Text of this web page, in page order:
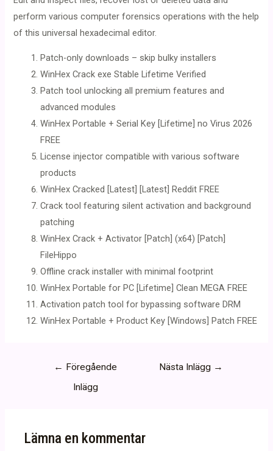
perform various computer forensics operations with the help
of this universal hexadecimal editor.
Patch-only downloads – skip bulky installers
WinHex Crack exe Stable Lifetime Verified
Patch tool unlocking all premium features and
advanced modules
WinHex Portable + Serial Key [Lifetime] no Virus 2026
FREE
License injector compatible with various software
products
WinHex Cracked [Latest] [Latest] Reddit FREE
Crack tool featuring silent activation and background
patching
WinHex Crack + Activator [Patch] (x64) [Patch]
FileHippo
Offline crack installer with minimal footprint
WinHex Portable for PC [Lifetime] Clean MEGA FREE
Activation patch tool for bypassing software DRM
WinHex Portable + Product Key [Windows] Patch FREE
Inläggsnavigering
← Föregående
Inlägg
Nästa Inlägg →
Lämna en kommentar